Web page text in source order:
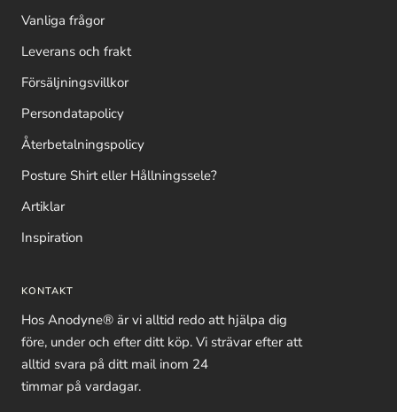
Vanliga frågor
Leverans och frakt
Försäljningsvillkor
Persondatapolicy
Återbetalningspolicy
Posture Shirt eller Hållningssele?
Artiklar
Inspiration
KONTAKT
Hos Anodyne® är vi alltid redo att hjälpa dig
före, under och efter ditt köp. Vi strävar efter att
alltid svara på ditt mail inom 24
timmar på vardagar.